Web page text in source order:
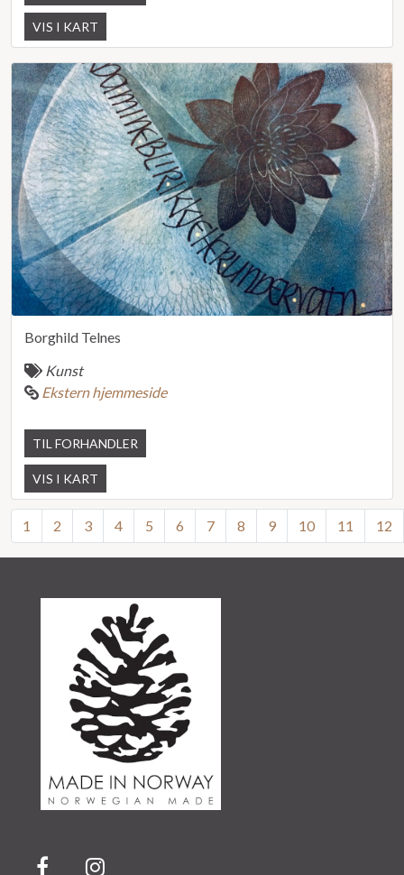
VIS I KART
Borghild Telnes
Kunst
Ekstern hjemmeside
TIL FORHANDLER
VIS I KART
1 2 3 4 5 6 7 8 9 10 11 12